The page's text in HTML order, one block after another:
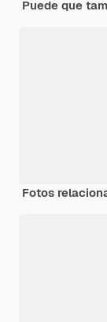
Puede que
Fotos